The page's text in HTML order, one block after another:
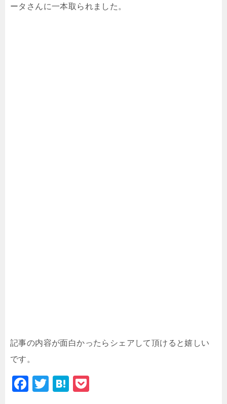
ータさんに一本取られました。
記事の内容が面白かったらシェアして頂けると嬉しい
です。
F
T
H